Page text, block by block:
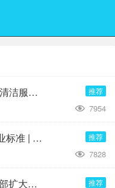
我国清洁行业将全面推行“清洁服务认证”
 7954
推荐
浅析清洁产品流通管理行业标准 | 市场准入或填补空白？
 7828
推荐
协会党支部召开2021党支部扩大会议 推荐